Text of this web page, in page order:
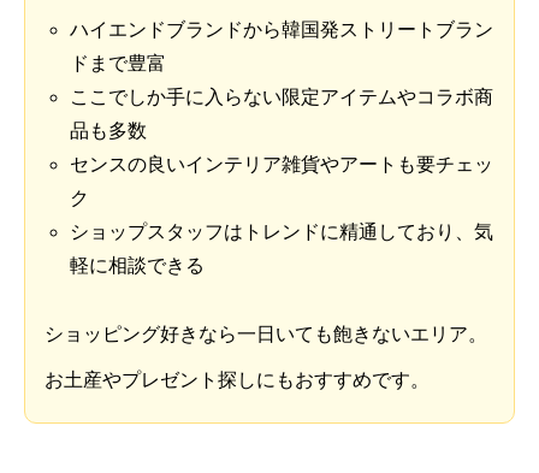
ハイエンドブランドから韓国発ストリートブラン
ドまで豊富
ここでしか手に入らない限定アイテムやコラボ商
品も多数
センスの良いインテリア雑貨やアートも要チェッ
ク
ショップスタッフはトレンドに精通しており、気
軽に相談できる
ショッピング好きなら一日いても飽きないエリア。
お土産やプレゼント探しにもおすすめです。